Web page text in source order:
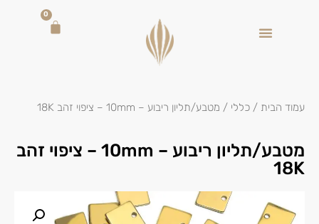
0
עמוד הבית / כללי / מטבע/תליון ריבוע – 10mm – ציפוי זהב 18K
מטבע/תליון ריבוע – 10mm – ציפוי זהב
18K